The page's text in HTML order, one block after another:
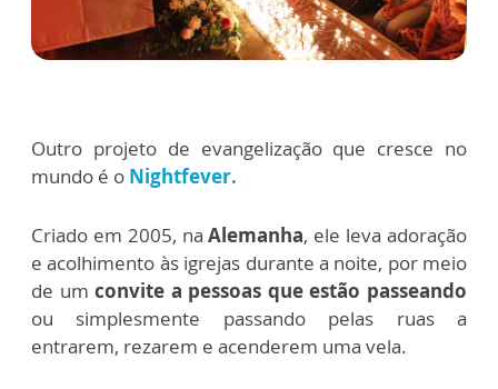
Outro projeto de evangelização que cresce no
mundo é o Nightfever.
Criado em 2005, naAlemanha, ele leva adoração
e acolhimento às igrejas durante a noite, por meio
de umconvite a pessoas que estão passeando
ou simplesmente passando pelas ruas a
entrarem, rezarem e acenderem uma vela.